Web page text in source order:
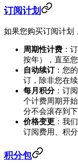
订阅计划
如果您购买订阅计划
周期性计费 ：
按年），直至您
自动续订：您
订，除非您在
每月积分：订
个计费周期开
分不会滚存到下
价格变更 ：我
订阅费用、积
积分包